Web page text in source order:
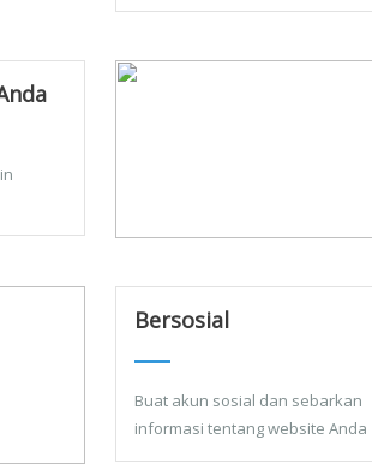
Bersosial
Buat akun sosial dan sebarkan
informasi tentang website Anda